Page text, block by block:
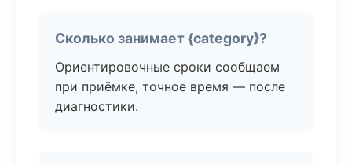
Сколько занимает {category}?
Ориентировочные сроки сообщаем
при приёмке, точное время — после
диагностики.